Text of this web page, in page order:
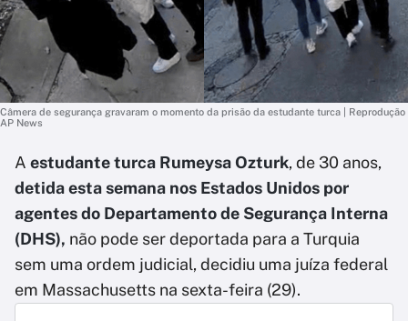
Câmera de segurança gravaram o momento da prisão da estudante turca | Reprodução
AP News
A estudante turca Rumeysa Ozturk, de 30 anos,
detida esta semana nos Estados Unidos por
agentes do Departamento de Segurança Interna
(DHS), não pode ser deportada para a Turquia
sem uma ordem judicial, decidiu uma juíza federal
em Massachusetts na sexta-feira (29).